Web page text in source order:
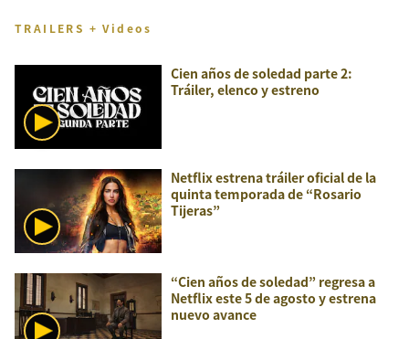
TRAILERS + Videos
Cien años de soledad parte 2:
Tráiler, elenco y estreno
Netflix estrena tráiler oficial de la
quinta temporada de “Rosario
Tijeras”
“Cien años de soledad” regresa a
Netflix este 5 de agosto y estrena
nuevo avance